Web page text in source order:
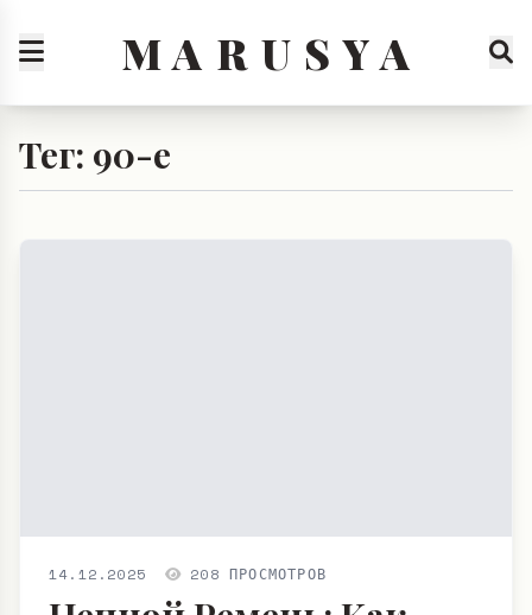
M A R U S Y A
Тег: 90-е
14.12.2025 208 ПРОСМОТРОВ